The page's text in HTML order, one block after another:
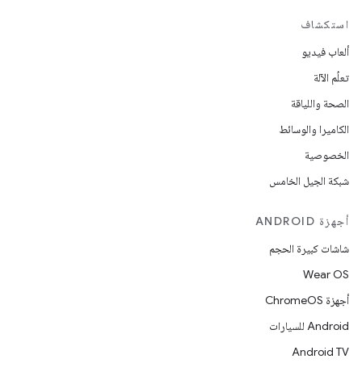
استكشاف
ألعاب فيديو
تعلُم الآلة
الصحة واللياقة
الكاميرا والوسائط
الخصوصية
شبكة الجيل الخامس
أجهزة ANDROID
شاشات كبيرة الحجم
Wear OS
أجهزة ChromeOS
Android للسيارات
Android TV